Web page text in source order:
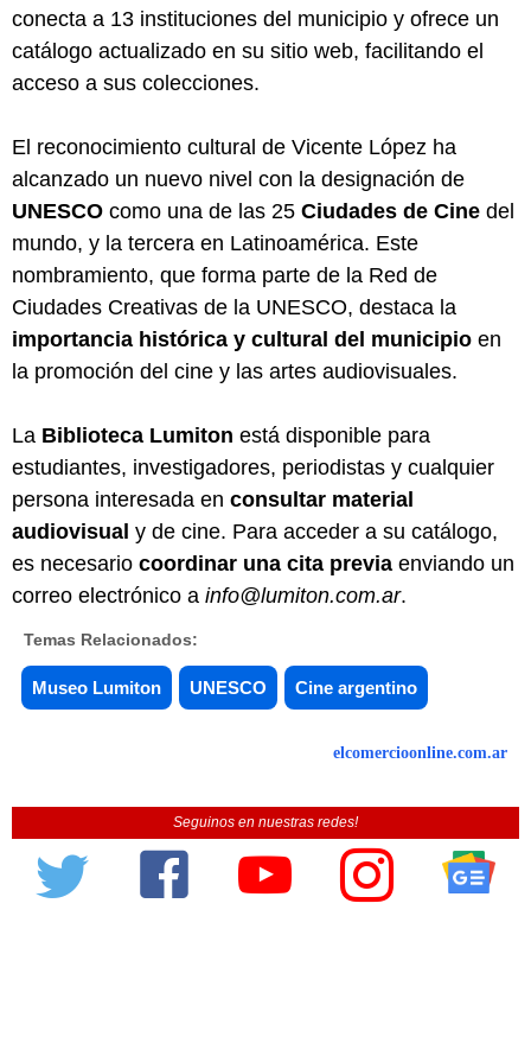
conecta a 13 instituciones del municipio y ofrece un
catálogo actualizado en su sitio web, facilitando el
acceso a sus colecciones.
El reconocimiento cultural de Vicente López ha
alcanzado un nuevo nivel con la designación de
UNESCO como una de las 25 Ciudades de Cine del
mundo, y la tercera en Latinoamérica. Este
nombramiento, que forma parte de la Red de
Ciudades Creativas de la UNESCO, destaca la
importancia histórica y cultural del municipio en
la promoción del cine y las artes audiovisuales.
La Biblioteca Lumiton está disponible para
estudiantes, investigadores, periodistas y cualquier
persona interesada en consultar material
audiovisual y de cine. Para acceder a su catálogo,
es necesario coordinar una cita previa enviando un
correo electrónico a info@lumiton.com.ar.
Temas Relacionados:
Museo Lumiton UNESCO Cine argentino
elcomercioonline.com.ar
Seguinos en nuestras redes!